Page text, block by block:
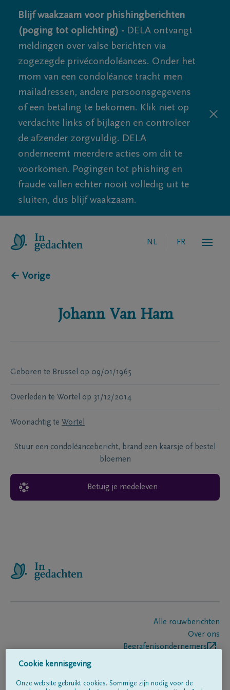
Blijf waakzaam voor phishingberichten
(poging tot oplichting) - DELA ontvangt
meldingen over valse berichten via
zogezegde privécondoléances. Onder het
mom van een condoléance tracht men
mailadressen, andere persoonsgegevens
of een betaling te bekomen. Klik niet op
verdachte links of bijlagen en controleer
de afzender zorgvuldig. DELA
onderneemt meerdere acties om dit te
voorkomen. Pogingen tot phishing en
fraude vallen echter nooit volledig uit te
sluiten, dus blijf waakzaam.
NL FR
← Vorige
Johann Van Ham
Geboren te Brussel op 09/01/1965
Overleden te Wortel op 31/12/2014
Woonachtig te Wortel
Stuur een condoléancebericht, brand een kaarsje of bestel
bloemen
Betuig je medeleven
Alle rouwberichten
Over ons
Begrafenisondernemers
Cookie kennisgeving
Onze website gebruikt cookies. Sommige zijn nodig voor de